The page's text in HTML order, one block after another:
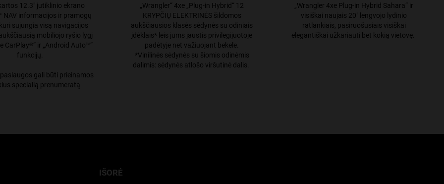
12.3" jutiklinio ekrano
NAV informacijos ir pramogų
sujungia visą navigacijos
mobiliojo ryšio lygį
CarPlay® “ ir „Android Auto™“
funkcijų.
gali būti prieinamos
specialią prenumeratą
„Wrangler“ 4xe „Plug-in Hybrid“ 12
KRYPČIŲ ELEKTRINĖS šildomos
aukščiausios klasės sėdynės su odiniais
įdėklais* leis jums jaustis privilegijuotoje
padėtyje net važiuojant bekele.
*Vinilinės sėdynės su šiomis odinėmis
dalimis: sėdynės atlošo viršutinė dalis.
„Wrangler 4xe Plug-in Hybrid Sahara“ ir
visiškai naujais 20" lengvojo lydinio
ratlankiais, pasiruošusiais visiškai
elegantiškai užkariauti bet kokią vietovę.
IŠORĖ